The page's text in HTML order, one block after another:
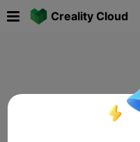
Creality Cloud